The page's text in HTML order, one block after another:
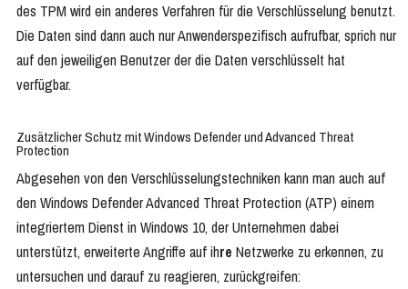
des TPM wird ein anderes Verfahren für die Verschlüsselung benutzt.
Die Daten sind dann auch nur Anwenderspezifisch aufrufbar, sprich nur
auf den jeweiligen Benutzer der die Daten verschlüsselt hat
verfügbar.
Zusätzlicher Schutz mit Windows Defender und Advanced Threat
Protection
Abgesehen von den Verschlüsselungstechniken kann man auch auf
den Windows Defender Advanced Threat Protection (ATP) einem
integriertem Dienst in Windows 10, der Unternehmen dabei
unterstützt, erweiterte Angriffe auf ihre Netzwerke zu erkennen, zu
untersuchen und darauf zu reagieren, zurückgreifen: